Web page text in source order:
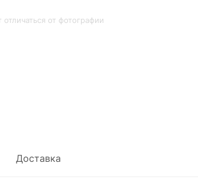
от фотографии
Доставка